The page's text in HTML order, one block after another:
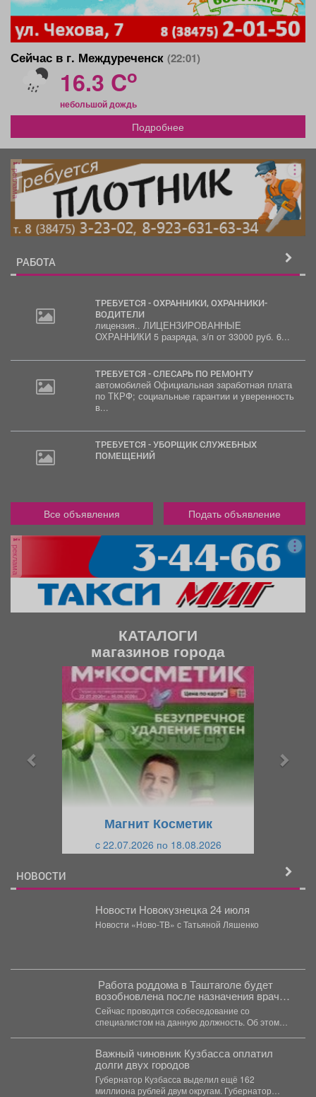
Сейчас в г. Междуреченск (22:01)
16.3 Co
небольшой дождь
Подробнее
реклама
РАБОТА
ТРЕБУЕТСЯ - ОХРАННИКИ, ОХРАННИКИ-
ВОДИТЕЛИ
лицензия.. ЛИЦЕНЗИРОВАННЫЕ
ОХРАННИКИ 5 разряда, з/п от 33000 руб. 6...
ТРЕБУЕТСЯ - СЛЕСАРЬ ПО РЕМОНТУ
автомобилей Официальная заработная плата
по ТКРФ; социальные гарантии и уверенность
в...
ТРЕБУЕТСЯ - УБОРЩИК СЛУЖЕБНЫХ
ПОМЕЩЕНИЙ
Все объявления Подать объявление
реклама
КАТАЛОГИ
магазинов города
Магнит Косметик
c 22.07.2026 по 18.08.2026
НОВОСТИ
Новости Новокузнецка 24 июля
Новости «Ново-ТВ» с Татьяной Ляшенко
️ Работа роддома в Таштаголе будет
возобновлена после назначения врача-
неонатолога.
Сейчас проводится собеседование со
специалистом на данную должность. Об этом
Важный чиновник Кузбасса оплатил
долги двух городов
Губернатор Кузбасса выделил ещё 162
миллиона рублей двум округам. Губернатор